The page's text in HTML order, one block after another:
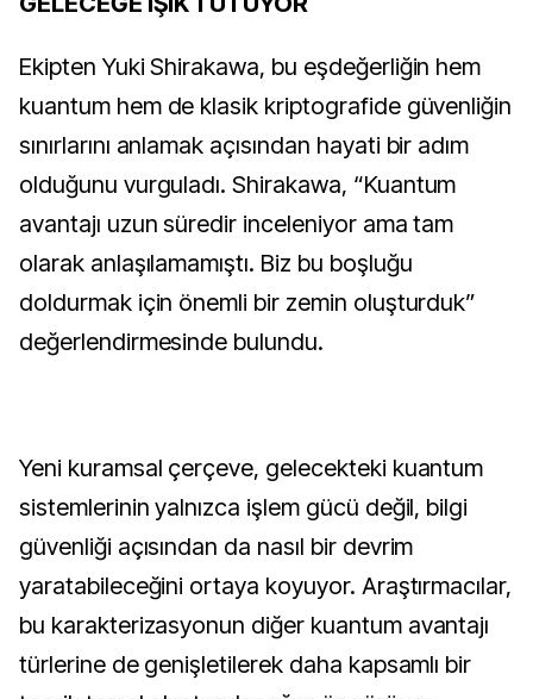
Ekipten Yuki Shirakawa, bu eşdeğerliğin hem
kuantum hem de klasik kriptografide güvenliğin
sınırlarını anlamak açısından hayati bir adım
olduğunu vurguladı. Shirakawa, “Kuantum
avantajı uzun süredir inceleniyor ama tam
olarak anlaşılamamıştı. Biz bu boşluğu
doldurmak için önemli bir zemin oluşturduk”
değerlendirmesinde bulundu.
Yeni kuramsal çerçeve, gelecekteki kuantum
sistemlerinin yalnızca işlem gücü değil, bilgi
güvenliği açısından da nasıl bir devrim
yaratabileceğini ortaya koyuyor. Araştırmacılar,
bu karakterizasyonun diğer kuantum avantajı
türlerine de genişletilerek daha kapsamlı bir